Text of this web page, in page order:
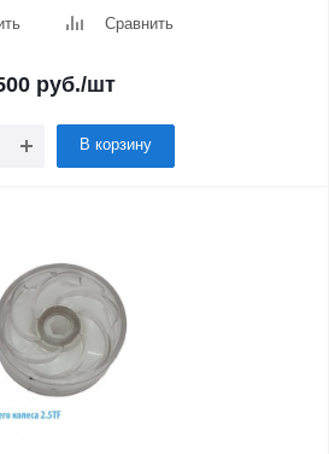
Сравнить
руб./шт
В корзину